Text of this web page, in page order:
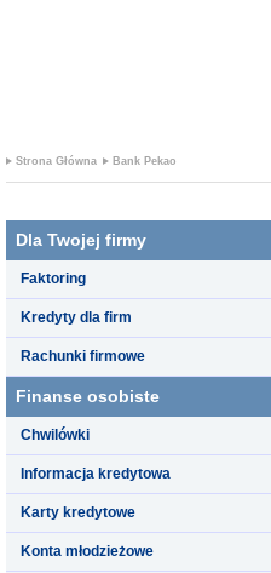
Strona Główna Bank Pekao
Dla Twojej firmy
Faktoring
Kredyty dla firm
Rachunki firmowe
Finanse osobiste
Chwilówki
Informacja kredytowa
Karty kredytowe
Konta młodzieżowe